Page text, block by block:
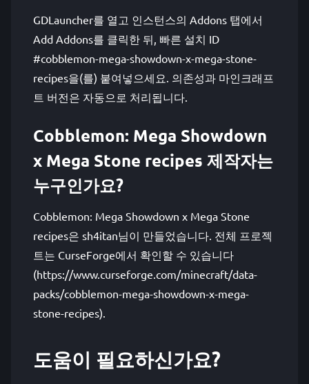
GDLauncher를 열고 인스턴스의 Addons 탭에서
Add Addons를 클릭한 뒤, 빠른 설치 ID
#cobblemon-mega-showdown-x-mega-stone-
recipes을(를) 붙여넣으세요. 의존성과 마인크래프
트 버전은 자동으로 처리됩니다.
Cobblemon: Mega Showdown
x Mega Stone recipes 제작자는
누구인가요?
Cobblemon: Mega Showdown x Mega Stone
recipes은 sh4itan님이 만들었습니다. 전체 프로젝
트는 CurseForge에서 확인할 수 있습니다
(https://www.curseforge.com/minecraft/data-
packs/cobblemon-mega-showdown-x-mega-
stone-recipes).
도움이 필요하신가요?